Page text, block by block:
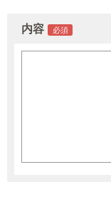
内容